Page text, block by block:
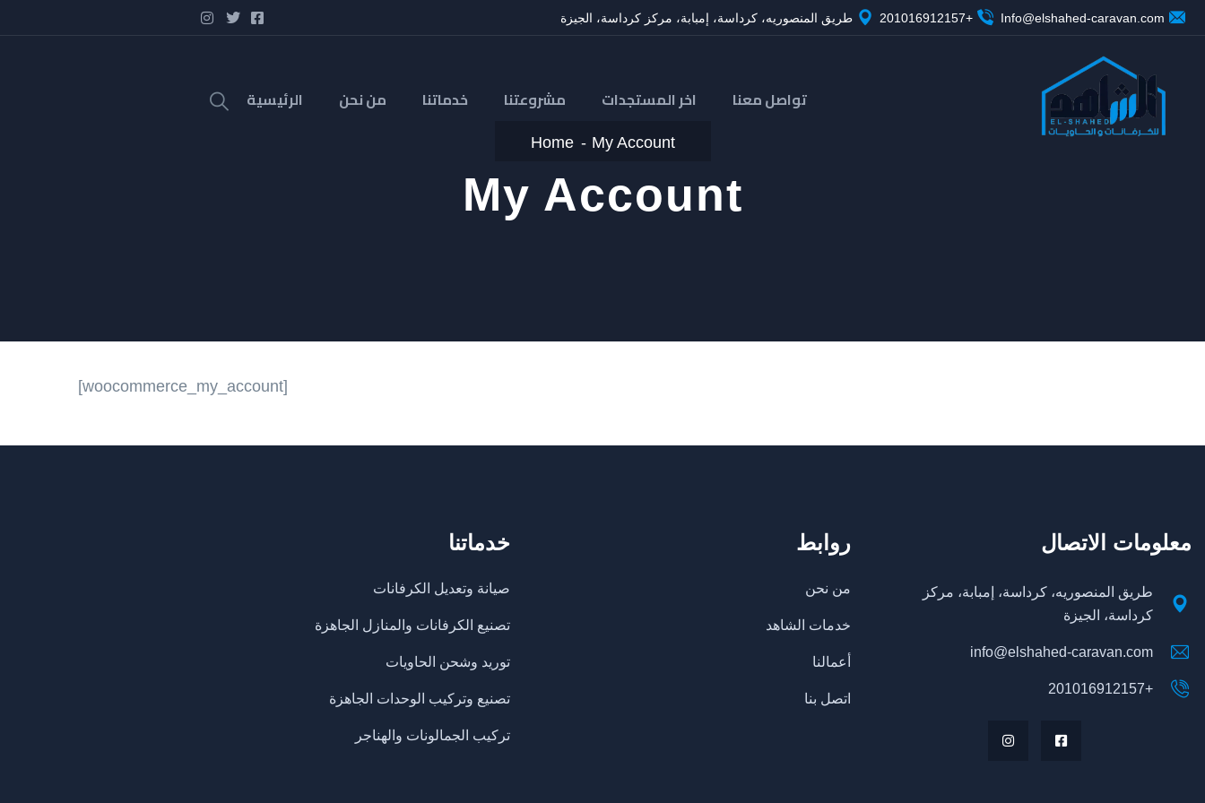
Info@elshahed-caravan.com
+201016912157 طريق المنصوريه، كرداسة، إمبابة، مركز كرداسة، الجيزة
الرئيسية من نحن خدماتنا مشروعتنا اخر المستجدات تواصل معنا
Home My Account
My Account
[woocommerce_my_account]
معلومات الاتصال
طريق المنصوريه، كرداسة، إمبابة، مركز
كرداسة، الجيزة
info@elshahed-caravan.com
+201016912157
روابط
من نحن
خدمات الشاهد
أعمالنا
اتصل بنا
خدماتنا
صيانة وتعديل الكرفانات
تصنيع الكرفانات والمنازل الجاهزة
​توريد وشحن الحاويات
تصنيع وتركيب الوحدات الجاهزة
تركيب الجمالونات والهناجر